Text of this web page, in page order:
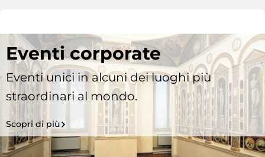
Eventi corporate
Eventi unici in alcuni dei luoghi più
straordinari al mondo.
Scopri di più